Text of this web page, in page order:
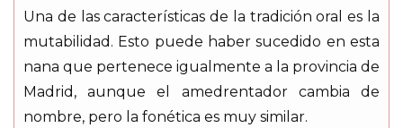
Una de las características de la tradición oral es la
mutabilidad. Esto puede haber sucedido en esta
nana que pertenece igualmente a la provincia de
Madrid, aunque el amedrentador cambia de
nombre, pero la fonética es muy similar.